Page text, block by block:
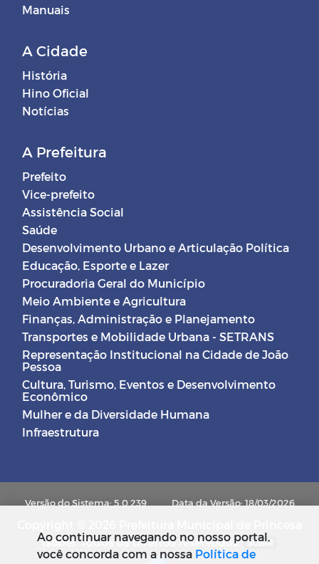
Manuais
A Cidade
História
Hino Oficial
Notícias
A Prefeitura
Prefeito
Vice-prefeito
Assistência Social
Saúde
Desenvolvimento Urbano e Articulação Política
Educação, Esporte e Lazer
Procuradoria Geral do Município
Meio Ambiente e Agricultura
Finanças, Administração e Planejamento
Transportes e Mobilidade Urbana - SETRANS
Representação Institucional na Cidade de João
Pessoa
Cultura, Turismo, Eventos e Desenvolvimento
Econômico
Mulher e da Diversidade Humana
Infraestrutura
Versão do Sistema: 5.0.239 Data da Versão: 18/03/2026
Isabel. Todos os direitos reservados. SUBIR
Ao continuar navegando no nosso portal,
você concorda com a nossa Política de